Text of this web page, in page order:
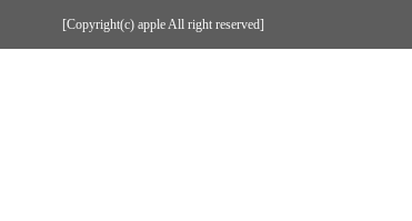
[Copyright(c) apple All right reserved]